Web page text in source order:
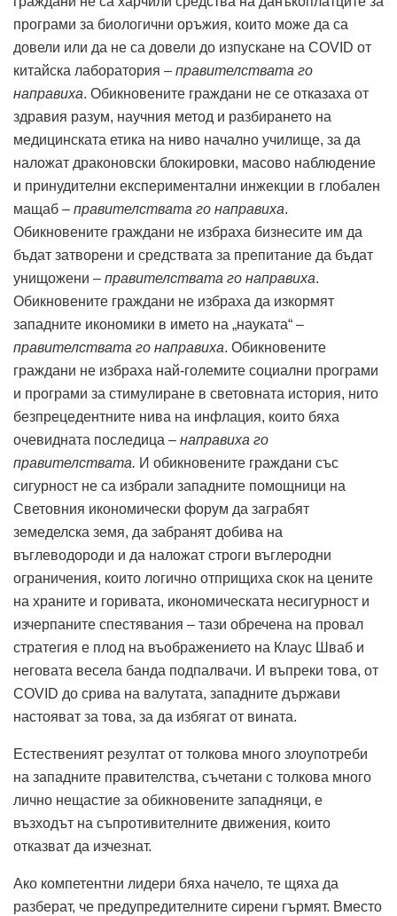
програми за биологични оръжия, които може да са
довели или да не са довели до изпускане на COVID от
китайска лаборатория – правителствата го
направиха. Обикновените граждани не се отказаха от
здравия разум, научния метод и разбирането на
медицинската етика на ниво начално училище, за да
наложат драконовски блокировки, масово наблюдение
и принудителни експериментални инжекции в глобален
мащаб – правителствата го направиха.
Обикновените граждани не избраха бизнесите им да
бъдат затворени и средствата за препитание да бъдат
унищожени – правителствата го направиха.
Обикновените граждани не избраха да изкормят
западните икономики в името на „науката“ –
правителствата го направиха. Обикновените
граждани не избраха най-големите социални програми
и програми за стимулиране в световната история, нито
безпрецедентните нива на инфлация, които бяха
очевидната последица – направиха го
правителствата. И обикновените граждани със
сигурност не са избрали западните помощници на
Световния икономически форум да заграбят
земеделска земя, да забранят добива на
въглеводороди и да наложат строги въглеродни
ограничения, които логично отприщиха скок на цените
на храните и горивата, икономическата несигурност и
изчерпаните спестявания – тази обречена на провал
стратегия е плод на въображението на Клаус Шваб и
неговата весела банда подпалвачи. И въпреки това, от
COVID до срива на валутата, западните държави
настояват за това, за да избягат от вината.
Естественият резултат от толкова много злоупотреби
на западните правителства, съчетани с толкова много
лично нещастие за обикновените западняци, е
възходът на съпротивителните движения, които
отказват да изчезнат.
Ако компетентни лидери бяха начело, те щяха да
разберат, че предупредителните сирени гърмят. Вместо